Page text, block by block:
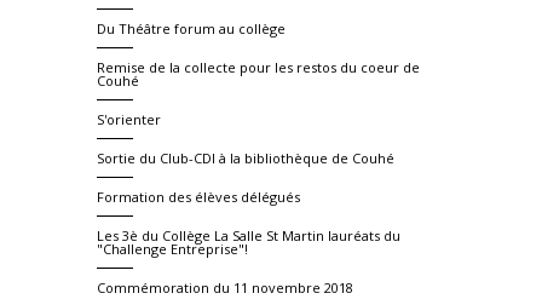
Du Théâtre forum au collège
Remise de la collecte pour les restos du coeur de
Couhé
S'orienter
Sortie du Club-CDI à la bibliothèque de Couhé
Formation des élèves délégués
Les 3è du Collège La Salle St Martin lauréats du
"Challenge Entreprise"!
Commémoration du 11 novembre 2018